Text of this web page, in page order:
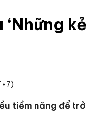
kẻ
tiềm năng để trở